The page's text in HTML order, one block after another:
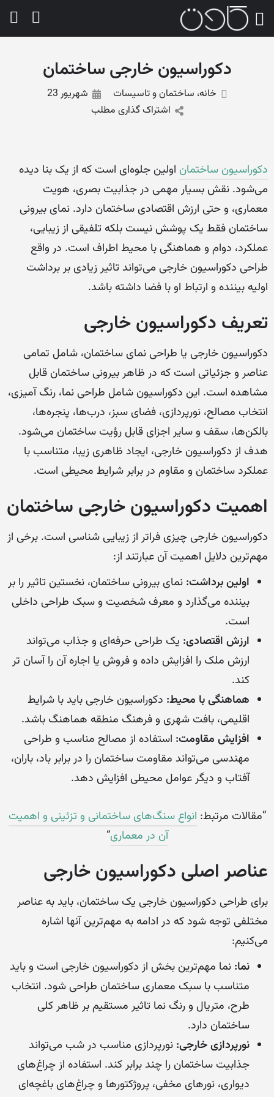
دکوراسیون خارجی ساختمان
خانه، ساختمان و تاسیسات
شهریور 23
اشتراک گذاری مطلب
دکوراسیون ساختمان اولین جلوه‌ای است که از یک بنا دیده
می‌شود. نقش بسیار مهمی در جذابیت بصری، هویت
معماری، و حتی ارزش اقتصادی ساختمان دارد. نمای بیرونی
ساختمان فقط یک پوشش نیست بلکه تلفیقی از زیبایی،
عملکرد، دوام و هماهنگی با محیط اطراف است. در واقع
طراحی دکوراسیون خارجی می‌تواند تاثیر زیادی بر برداشت
اولیه بیننده و ارتباط او با فضا داشته باشد.
تعریف دکوراسیون خارجی
دکوراسیون خارجی یا طراحی نمای ساختمان، شامل تمامی
عناصر و جزئیاتی است که در ظاهر بیرونی ساختمان قابل
مشاهده است. این دکوراسیون شامل طراحی نما، رنگ آمیزی،
انتخاب مصالح، نورپردازی، فضای سبز، درب‌ها، پنجره‌ها،
بالکن‌ها، سقف و سایر اجزای قابل رؤیت ساختمان می‌شود.
هدف از دکوراسیون خارجی، ایجاد ظاهری زیبا، متناسب با
عملکرد ساختمان و مقاوم در برابر شرایط محیطی است.
اهمیت دکوراسیون خارجی ساختمان
دکوراسیون خارجی چیزی فراتر از زیبایی شناسی است. برخی از
مهم‌ترین دلایل اهمیت آن عبارتند از:
اولین برداشت: نمای بیرونی ساختمان، نخستین تاثیر را بر
بیننده می‌گذارد و معرف شخصیت و سبک طراحی داخلی
است.
ارزش اقتصادی: یک طراحی حرفه‌ای و جذاب می‌تواند
ارزش ملک را افزایش داده و فروش یا اجاره آن را آسان تر
کند.
هماهنگی با محیط: دکوراسیون خارجی باید با شرایط
اقلیمی، بافت شهری و فرهنگ منطقه هماهنگ باشد.
افزایش مقاومت: استفاده از مصالح مناسب و طراحی
مهندسی می‌تواند مقاومت ساختمان را در برابر باد، باران،
آفتاب و دیگر عوامل محیطی افزایش دهد.
“مقالات مرتبط: انواع سنگ‌های ساختمانی و تزئینی و اهمیت
آن در معماری“
عناصر اصلی دکوراسیون خارجی
برای طراحی دکوراسیون خارجی یک ساختمان، باید به عناصر
مختلفی توجه شود که در ادامه به مهم‌ترین آنها اشاره
می‌کنیم:
نما: نما مهم‌ترین بخش از دکوراسیون خارجی است و باید
متناسب با سبک معماری ساختمان طراحی شود. انتخاب
طرح، متریال و رنگ نما تاثیر مستقیم بر ظاهر کلی
ساختمان دارد.
نورپردازی خارجی: نورپردازی مناسب در شب می‌تواند
جذابیت ساختمان را چند برابر کند. استفاده از چراغ‌های
دیواری، نورهای مخفی، پروژکتورها و چراغ‌های باغچه‌ای